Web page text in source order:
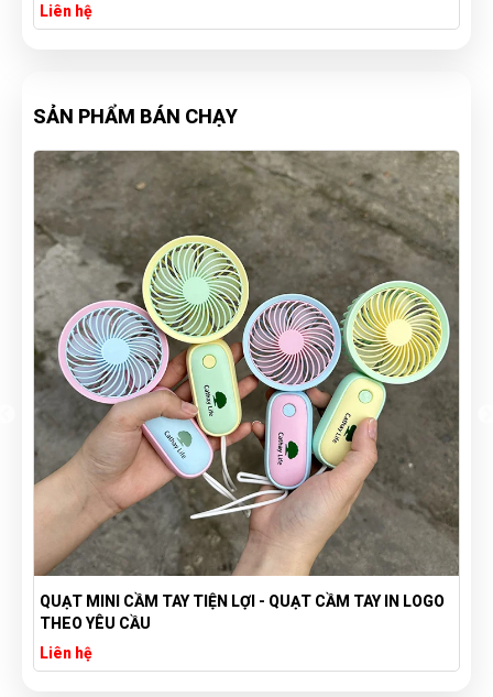
Liên hệ
SẢN PHẨM BÁN CHẠY
QUẠT MINI CẦM TAY TIỆN LỢI - QUẠT CẦM TAY IN LOGO
THEO YÊU CẦU
Liên hệ